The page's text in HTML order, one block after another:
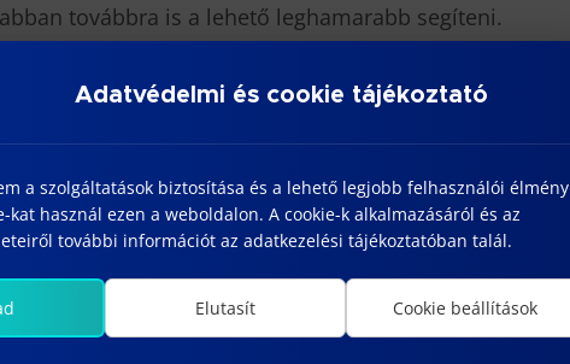
továbbra is a lehető leghamarabb segíteni.
Adatvédelmi és cookie tájékoztató
a szolgáltatások biztosítása és a lehető legjobb felhasználói élmény
kat használ ezen a weboldalon. A cookie-k alkalmazásáról és az
további információt az adatkezelési tájékoztatóban talál.
Elutasít Cookie beállítások